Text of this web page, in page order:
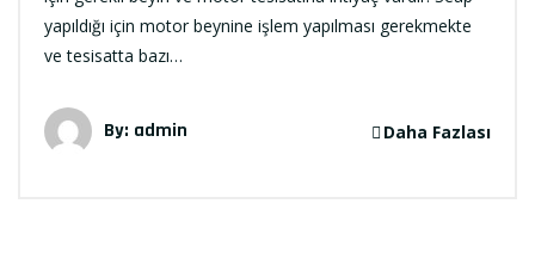
yapıldığı için motor beynine işlem yapılması gerekmekte
ve tesisatta bazı…
By: admin Daha Fazlası